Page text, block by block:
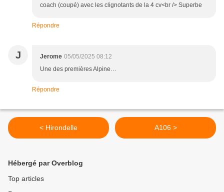
coach (coupé) avec les clignotants de la 4 cv<br /> Superbe
Répondre
J Jerome 05/05/2025 08:12
Une des premières Alpine…
Répondre
< Hirondelle A106 >
Hébergé par Overblog
Top articles